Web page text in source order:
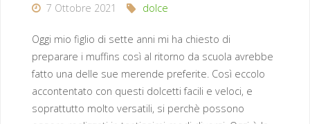
7 Ottobre 2021 dolce
Oggi mio figlio di sette anni mi ha chiesto di
preparare i muffins così al ritorno da scuola avrebbe
fatto una delle sue merende preferite. Così eccolo
accontentato con questi dolcetti facili e veloci, e
soprattutto molto versatili, si perchè possono